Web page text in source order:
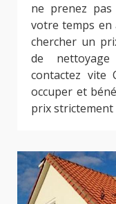
ne prenez
votre temps
chercher un
de
contactez vite
occuper et
prix